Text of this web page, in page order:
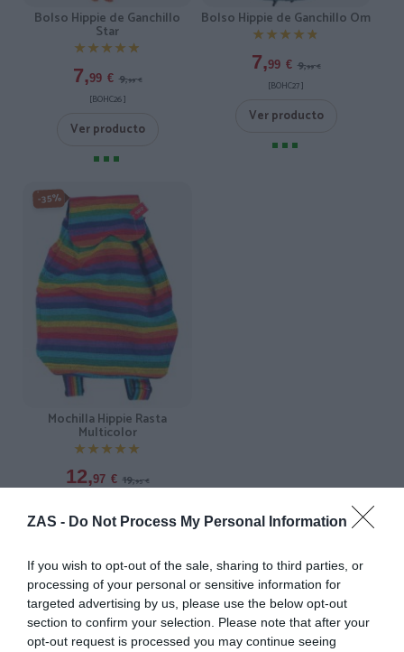
ZAS - Do Not Process My Personal Information
If you wish to opt-out of the sale, sharing to third parties, or
processing of your personal or sensitive information for
targeted advertising by us, please use the below opt-out
section to confirm your selection. Please note that after your
opt-out request is processed you may continue seeing
Bolso Hippie de Ganchillo
Star
★★★★★
★★★★★
7,99 € 9,99 €
[BOHC26 ]
Ver producto
Bolso Hippie de Ganchillo Om
★★★★★
★★★★★
7,99 € 9,99 €
[BOHC27 ]
Ver producto
-35%
Mochilla Hippie Rasta
Multicolor
★★★★★
★★★★★
12,97 € 19,95 €
Ver producto
Cargar más productos